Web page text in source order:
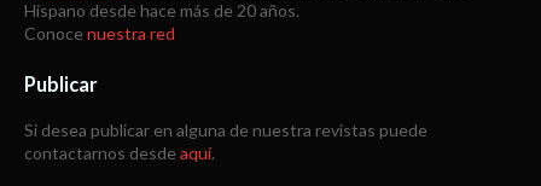
Hispano desde hace más de 20 años.
Conoce nuestra red
Publicar
Si desea publicar en alguna de nuestra revistas puede
contactarnos desde aquí.